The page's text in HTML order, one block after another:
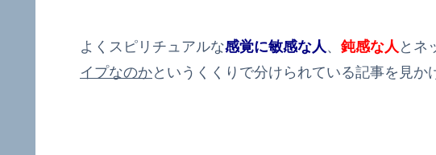
よくスピリチュアルな感覚に敏感な人 、 鈍感な人 とネ
イプなのかというくくりで分けられている記事を見か